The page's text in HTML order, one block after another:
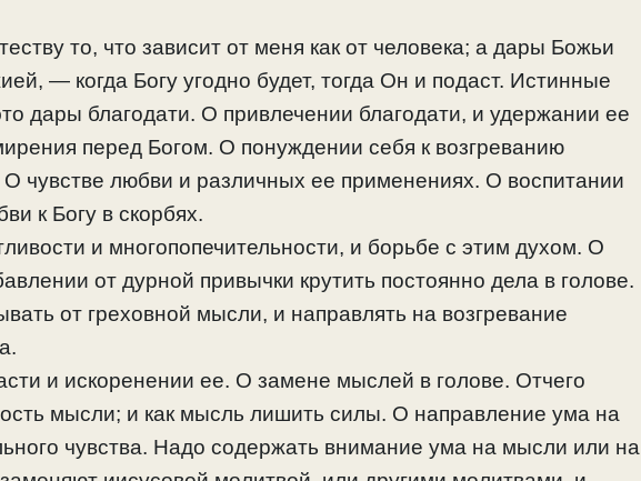
то, что зависит от меня как от человека; а дары Божьи
— когда Богу угодно будет, тогда Он и подаст. Истинные
дары благодати. О привлечении благодати, и удержании ее
перед Богом. О понуждении себя к возгреванию
О чувстве любви и различных ее применениях. О воспитании
к Богу в скорбях.
и многопопечительности, и борьбе с этим духом. О
от дурной привычки крутить постоянно дела в голове.
от греховной мысли, и направлять на возгревание
и искоренении ее. О замене мыслей в голове. Отчего
мысли; и как мысль лишить силы. О направление ума на
чувства. Надо содержать внимание ума на мысли или на